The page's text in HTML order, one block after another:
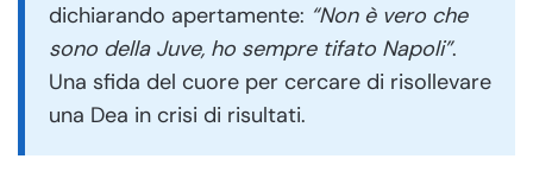
dichiarando apertamente: “Non è vero che
sono della Juve, ho sempre tifato Napoli”.
Una sfida del cuore per cercare di risollevare
una Dea in crisi di risultati.